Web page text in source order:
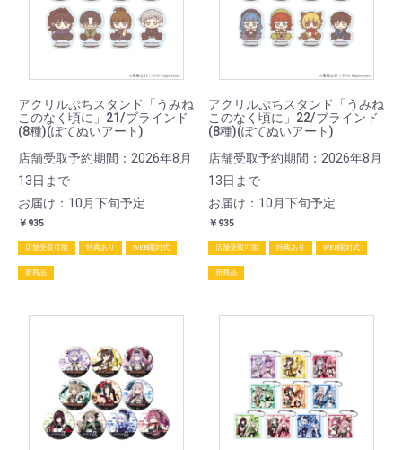
アクリルぷちスタンド「うみね
このなく頃に」21/ブラインド
(8種)(ぽてぬいアート)
店舗受取予約期間：2026年8月
13日まで
お届け：10月下旬予定
￥935
店舗受取可能 特典あり WEB開封式
新商品
アクリルぷちスタンド「うみね
このなく頃に」22/ブラインド
(8種)(ぽてぬいアート)
店舗受取予約期間：2026年8月
13日まで
お届け：10月下旬予定
￥935
店舗受取可能 特典あり WEB開封式
新商品